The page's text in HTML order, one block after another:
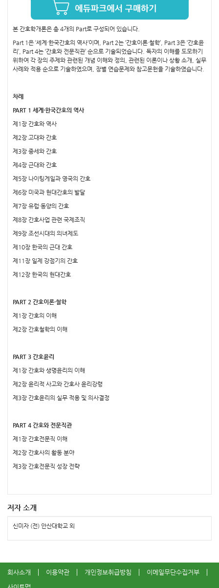
본 간호학개론은 총 4개의 Part로 구성되어 있습니다.
Part 1은 ‘세계·한국간호의 역사’이며, Part 2는 ‘간호이론·철학’, Part 3은 ‘간호윤
리’, Part 4는 ‘간호와 전문직관’ 순으로 기술되었습니다. 독자의 이해를 도모하기
위하여 각 장의 주제와 관련된 개념 이해와 정의, 관련된 이론이나 상황 소개, 실무
사례와 적용 순으로 기술하였으며, 장별 연습문제와 참고문헌을 기술하였습니다.
차례
PART 1 세계·한국간호의 역사
제1장 간호와 역사
제2장 고대와 간호
제3장 중세와 간호
제4장 근대와 간호
제5장 나이팅게일과 영국의 간호
제6장 미국과 현대간호의 발달
제7장 유럽·동양의 간호
제8장 간호사업 관련 국제조직
제9장 조선시대의 의녀제도
제10장 한국의 근대 간호
제11장 일제 강점기의 간호
제12장 한국의 현대간호
PART 2 간호이론·철학
제1장 간호의 이해
제2장 간호철학의 이해
PART 3 간호윤리
제1장 간호와 생명윤리의 이해
제2장 윤리적 사고와 간호사 윤리강령
제3장 간호윤리의 실무 적용 및 의사결정
PART 4 간호와 전문직관
제1장 간호전문직 이해
제2장 간호사의 활동 분야
제3장 간호전문직 성장 전략
저자 소개
신미자 (전) 안산대학교 외
회사소개 이용약관 개인정보취급방침
이메일무단수집거부